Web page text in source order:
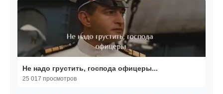
Не надо грустить, господа офицеры...
25 017 просмотров